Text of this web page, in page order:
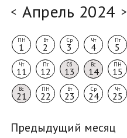
< Апрель 2024 >
ПН
1
Вт
2
Ср
3
Чт
4
Пт
5
Чт
11
Пт
12
Сб
13
Вс
14
ПН
15
Вс
21
ПН
22
Вт
23
Ср
24
Чт
25
Предыдущий месяц